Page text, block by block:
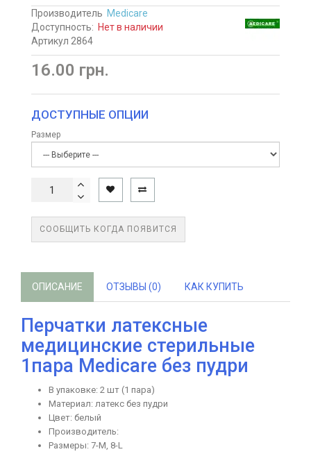
Производитель Medicare
Доступность: Нет в наличии
Артикул 2864
16.00 грн.
ДОСТУПНЫЕ ОПЦИИ
Размер
СООБЩИТЬ КОГДА ПОЯВИТСЯ
ОПИСАНИЕ ОТЗЫВЫ (0) КАК КУПИТЬ
Перчатки латексные
медицинские стерильные
1пара Medicare без пудри
В упаковке: 2 шт (1 пара)
Материал: латекс без пудри
Цвет: белый
Производитель:
Размеры: 7-М, 8-L